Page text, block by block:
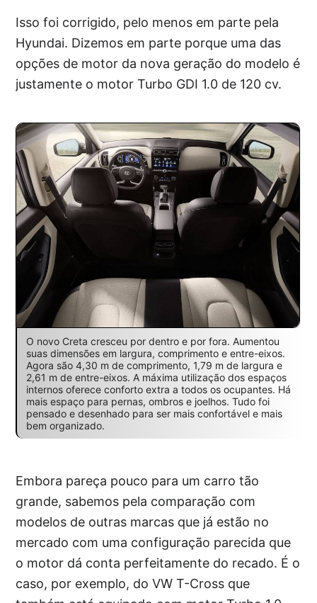
Isso foi corrigido, pelo menos em parte pela
Hyundai. Dizemos em parte porque uma das
opções de motor da nova geração do modelo é
justamente o motor Turbo GDI 1.0 de 120 cv.
O novo Creta cresceu por dentro e por fora. Aumentou
suas dimensões em largura, comprimento e entre-eixos.
Agora são 4,30 m de comprimento, 1,79 m de largura e
2,61 m de entre-eixos. A máxima utilização dos espaços
internos oferece conforto extra a todos os ocupantes. Há
mais espaço para pernas, ombros e joelhos. Tudo foi
pensado e desenhado para ser mais confortável e mais
bem organizado.
Embora pareça pouco para um carro tão
grande, sabemos pela comparação com
modelos de outras marcas que já estão no
mercado com uma configuração parecida que
o motor dá conta perfeitamente do recado. É o
caso, por exemplo, do VW T-Cross que